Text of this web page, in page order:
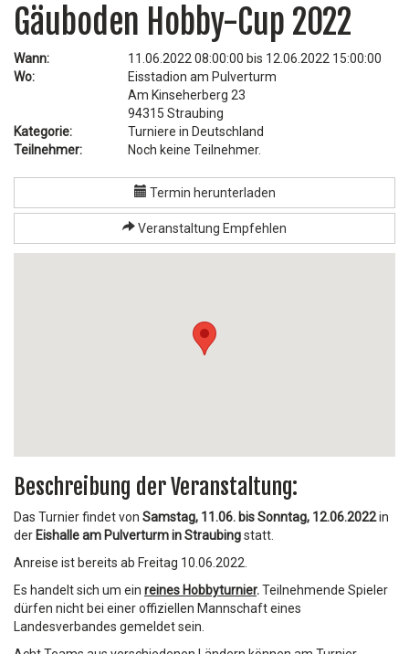
Gäuboden Hobby-Cup 2022
Wann:
11.06.2022 08:00:00 bis 12.06.2022 15:00:00
Wo:
Eisstadion am Pulverturm
Am Kinseherberg 23
94315 Straubing
Kategorie:
Turniere in Deutschland
Teilnehmer:
Noch keine Teilnehmer.
Termin herunterladen
Veranstaltung Empfehlen
Beschreibung der Veranstaltung:
Das Turnier findet von Samstag, 11.06. bis Sonntag, 12.06.2022in
der Eishalle am Pulverturm in Straubingstatt.
Anreise ist bereits ab Freitag 10.06.2022.
Es handelt sich um ein reines Hobbyturnier.Teilnehmende Spieler
dürfen nicht bei einer offiziellen Mannschaft eines
Landesverbandes gemeldet sein.